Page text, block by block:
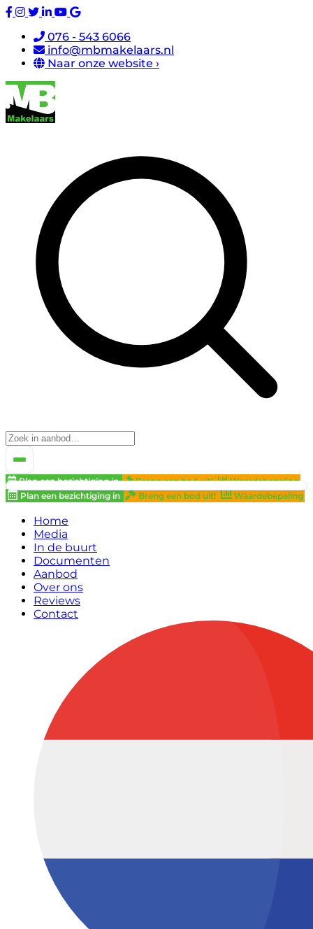
076 - 543 6066
info@mbmakelaars.nl
Naar onze website ›
Plan een bezichtiging in Breng een bod uit!
Waardebepaling
Plan een bezichtiging in
Breng een bod uit! Waardebepaling
Home
Media
In de buurt
Documenten
Aanbod
Over ons
Reviews
Contact